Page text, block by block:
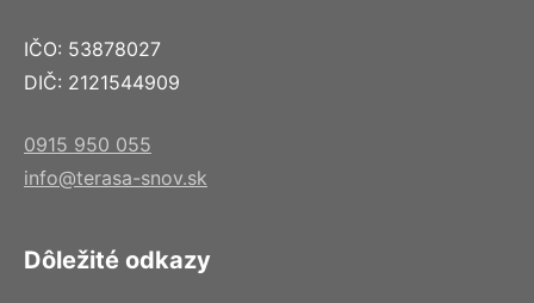
IČO: 53878027
DIČ: 2121544909
0915 950 055
info@terasa-snov.sk
Dôležité odkazy